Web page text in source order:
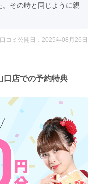
その時と同じように親
口コミ公開日：2025年08月26日
店での予約特典